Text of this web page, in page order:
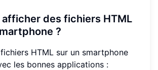
des fichiers HTML
?
HTML sur un smartphone
les bonnes applications :